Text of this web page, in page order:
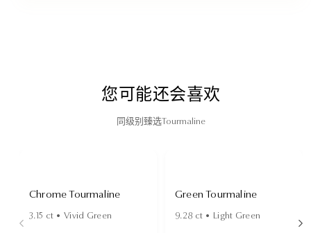
您可能还会喜欢
同级别臻选Tourmaline
Chrome Tourmaline
3.15 ct •Vivid Green
Green Tourmaline
9.28 ct • Light Green